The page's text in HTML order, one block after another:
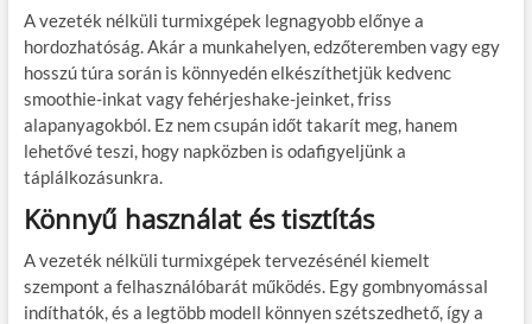
A vezeték nélküli turmixgépek legnagyobb előnye a
hordozhatóság. Akár a munkahelyen, edzőteremben vagy egy
hosszú túra során is könnyedén elkészíthetjük kedvenc
smoothie-inkat vagy fehérjeshake-jeinket, friss
alapanyagokból. Ez nem csupán időt takarít meg, hanem
lehetővé teszi, hogy napközben is odafigyeljünk a
táplálkozásunkra.
Könnyű használat és tisztítás
A vezeték nélküli turmixgépek tervezésénél kiemelt
szempont a felhasználóbarát működés. Egy gombnyomással
indíthatók, és a legtöbb modell könnyen szétszedhető, így a